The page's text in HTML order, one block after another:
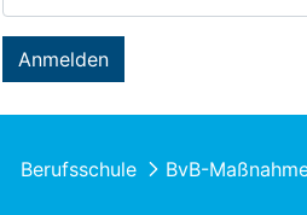
Anmelden
Berufsschule BvB-